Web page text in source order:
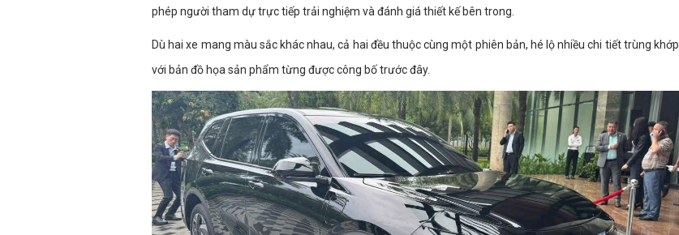
phép người tham dự trực tiếp trải nghiệm và đánh giá thiết kế bên trong.
Dù hai xe mang màu sắc khác nhau, cả hai đều thuộc cùng một phiên bản, hé lộ nhiều chi tiết trùng khớp
với bản đồ họa sản phẩm từng được công bố trước đây.